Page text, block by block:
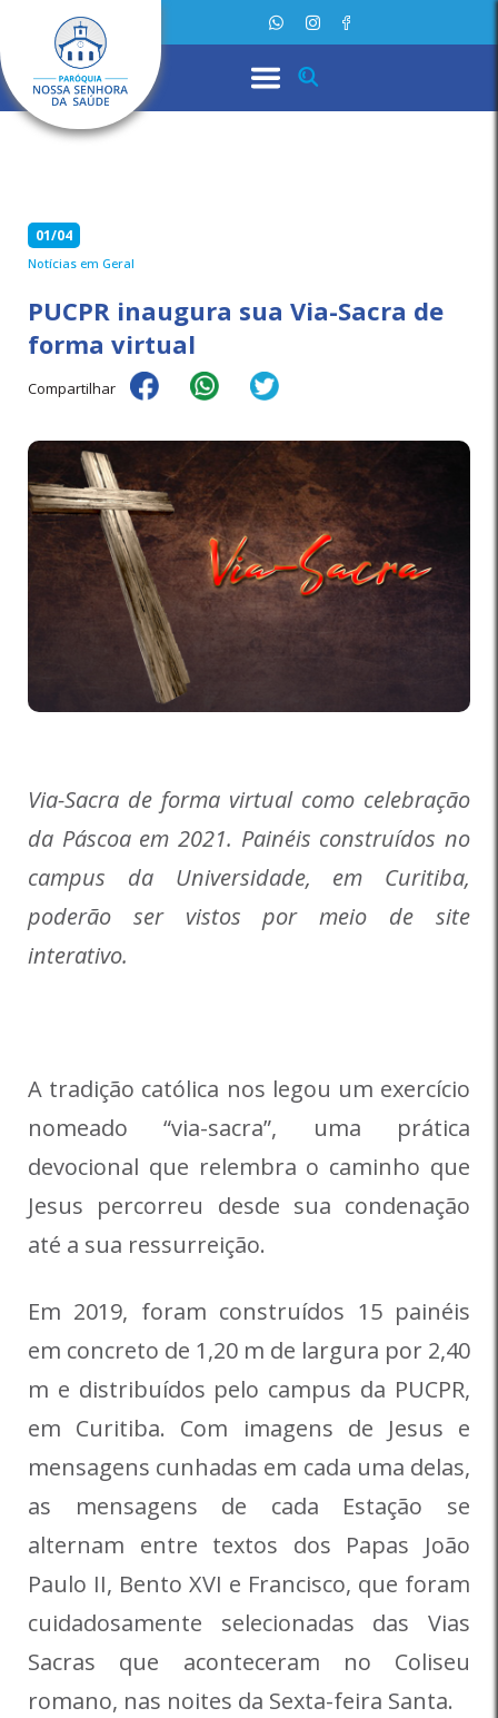
01/04
Notícias em Geral
PUCPR inaugura sua Via-Sacra de
forma virtual
Compartilhar
Via-Sacra de forma virtual como celebração
da Páscoa em 2021. Painéis construídos no
campus da Universidade, em Curitiba,
poderão ser vistos por meio de site
interativo.
A tradição católica nos legou um exercício
nomeado “via-sacra”, uma prática
devocional que relembra o caminho que
Jesus percorreu desde sua condenação
até a sua ressurreição.
Em 2019, foram construídos 15 painéis
em concreto de 1,20 m de largura por 2,40
m e distribuídos pelo campus da PUCPR,
em Curitiba. Com imagens de Jesus e
mensagens cunhadas em cada uma delas,
as mensagens de cada Estação se
alternam entre textos dos Papas João
Paulo II, Bento XVI e Francisco, que foram
cuidadosamente selecionadas das Vias
Sacras que aconteceram no Coliseu
romano, nas noites da Sexta-feira Santa.